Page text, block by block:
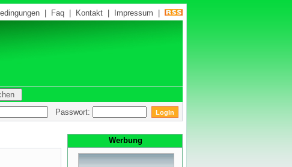
Faq Kontakt Impressum
Passwort:
Werbung